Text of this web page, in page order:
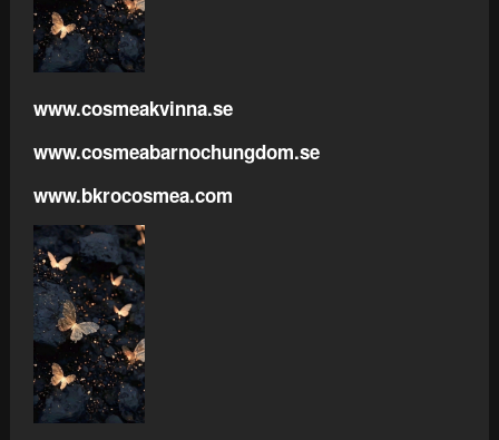
www.cosmeakvinna.se
www.cosmeabarnochungdom.se
www.bkrocosmea.com